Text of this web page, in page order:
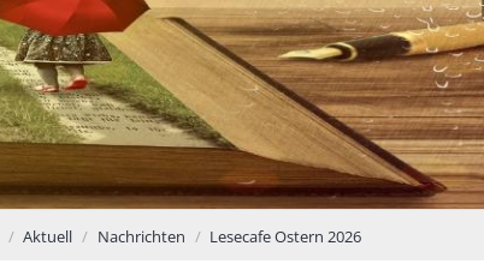
Aktuell Nachrichten Lesecafe Ostern 2026